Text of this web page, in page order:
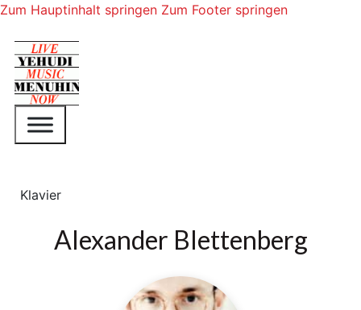
Zum Hauptinhalt springen Zum Footer springen
Klavier
Alexander Blettenberg